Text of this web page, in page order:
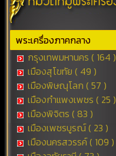
พระเครื่องภาคกลาง
กรุงเทพมหานคร ( 164 )
เมืองสุโขทัย ( 49 )
เมืองพิษณุโลก ( 57 )
เมืองกำแพงเพชร ( 25 )
เมืองพิจิตร ( 83 )
เมืองเพชรบูรณ์ ( 23 )
เมืองนครสวรรค์ ( 109 )